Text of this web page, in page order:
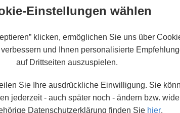
Einstellungen wählen
klicken, ermöglichen Sie uns über
und Ihnen personalisierte
auf Drittseiten auszuspielen.
Sie Ihre ausdrückliche Einwilligung. Sie
jederzeit - auch später noch - ändern bzw.
Datenschutzerklärung finden Sie hier.
Template und welche Apps
mit dem kostenlosen
oder gelöschte Website anhand
ist für Laien einfacher, als dies mit
zu versuchen.